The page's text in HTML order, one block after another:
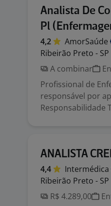
Analista De
Pl
4,2
AmorSaúde
Ribeirão Preto - SP
A combinar
Profissional de
responsável por
Responsabilidade
ANALISTA
4,4
Intermédica
Ribeirão Preto - SP
R$ 4.289,00